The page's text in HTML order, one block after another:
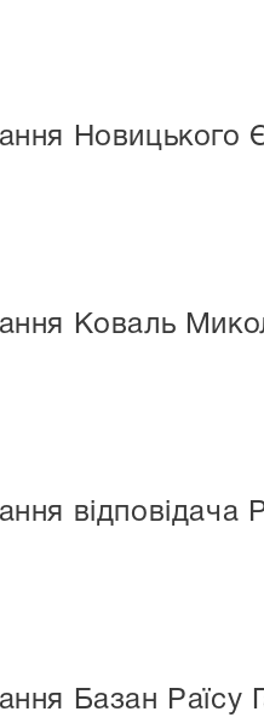
Новицького
Коваль
Базан Раїсу